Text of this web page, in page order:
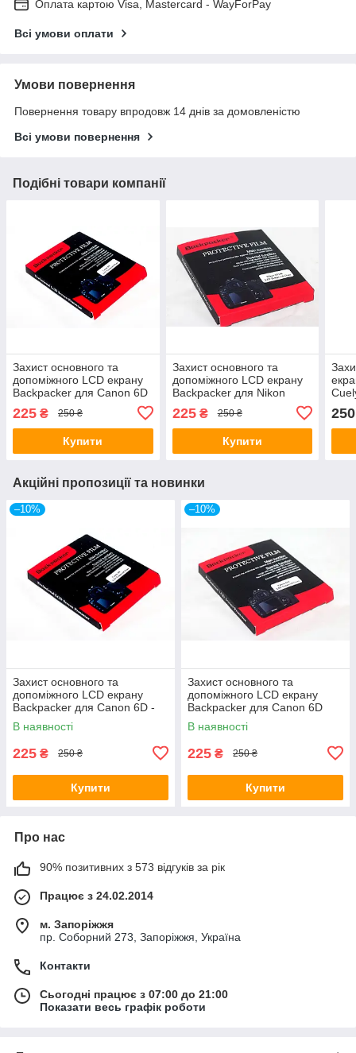
Оплата картою Visa, Mastercard - WayForPay
Всі умови оплати
Умови повернення
Повернення товару впродовж 14 днів за домовленістю
Всі умови повернення
Подібні товари компанії
Захист основного та
допоміжного LCD екрану
Backpacker для Canon 6D
225 ₴ 250 ₴
Купити
Захист основного та
допоміжного LCD екрану
Backpacker для Nikon
D600, D610, D800, D810,
D850, D780 -скло
225₴ 250 ₴
Купити
250
Акційні пропозиції та новинки
–10%
Захист основного та
допоміжного LCD екрану
Backpacker для Canon 6D -
загартоване скло
В наявності
225 ₴ 250 ₴
Купити
–10%
Захист основного та
допоміжного LCD екрану
Backpacker для Canon 6D
Mark II - загартоване скло
В наявності
225 ₴ 250 ₴
Купити
Про нас
90% позитивних з 573 відгуків за рік
Працює з 24.02.2014
м. Запоріжжя
пр. Соборний 273, Запоріжжя, Україна
Контакти
Сьогодні працює з 07:00 до 21:00
Показати весь графік роботи